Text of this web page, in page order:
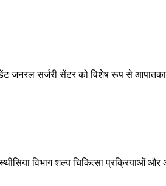
जनरल सर्जरी सेंटर को विशेष रूप से
विभाग शल्य चिकित्सा प्रक्रियाओं और